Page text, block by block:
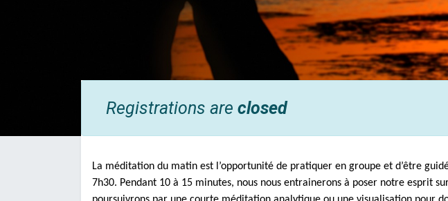
Registrations are closed
La méditation du matin est l’opportunité de pratiquer en groupe et d’être
7h30. Pendant 10 à 15 minutes, nous nous entrainerons à poser notre esprit